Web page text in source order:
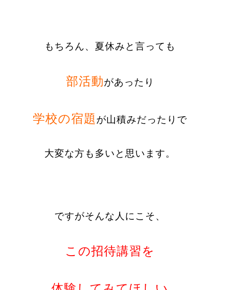
もちろん、 夏休みと言っても
部活動があったり
学校の宿題が山積みだったりで
大変な方も多いと思います。
ですがそんな人にこそ、
この招待講習を